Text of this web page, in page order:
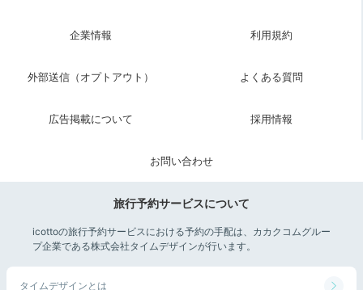
企業情報 利用規約
外部送信（オプトアウト） よくある質問
広告掲載について 採用情報
お問い合わせ
旅行予約サービスについて
icottoの旅行予約サービスにおける予約の手配は、カカクコムグルー
プ企業である株式会社タイムデザインが行います。
タイムデザインとは